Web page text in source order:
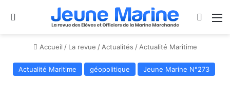
Se connecter
Accueil / La revue / Actualités / Actualité Maritime
Actualité Maritime géopolitique Jeune Marine N°273